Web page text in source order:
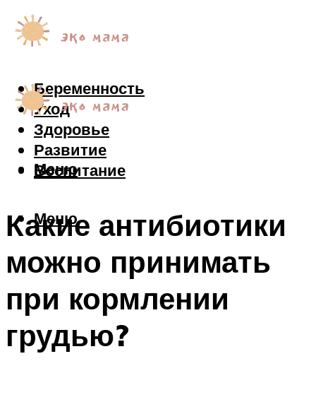
Беременность
Уход
Здоровье
Развитие
Воспитание
Меню
Меню
Какие антибиотики
можно принимать
при кормлении
грудью?